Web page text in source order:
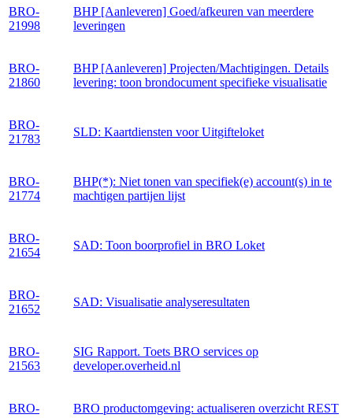
BRO-
21998
BHP [Aanleveren] Goed/afkeuren van meerdere
leveringen
BRO-
21860
BHP [Aanleveren] Projecten/Machtigingen. Details
levering: toon brondocument specifieke visualisatie
BRO-
21783
SLD: Kaartdiensten voor Uitgifteloket
BRO-
21774
BHP(*): Niet tonen van specifiek(e) account(s) in te
machtigen partijen lijst
BRO-
21654
SAD: Toon boorprofiel in BRO Loket
BRO-
21652
SAD: Visualisatie analyseresultaten
BRO-
21563
SIG Rapport. Toets BRO services op
developer.overheid.nl
BRO-
BRO productomgeving: actualiseren overzicht REST